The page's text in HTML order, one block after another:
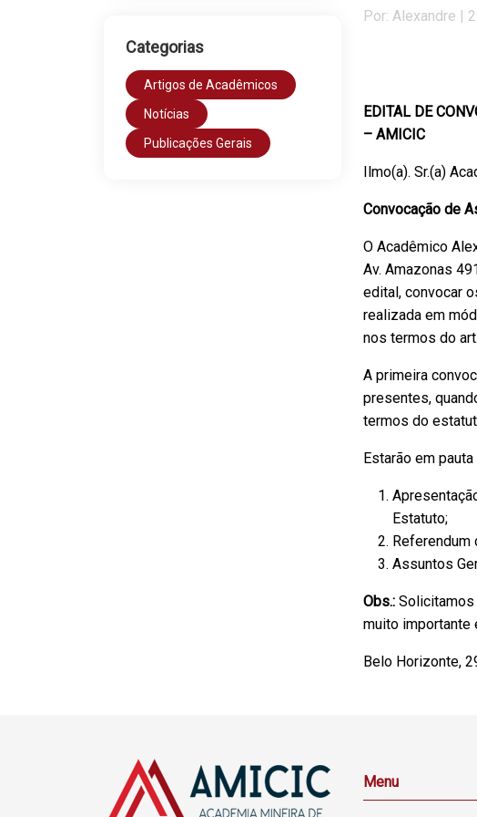
Categorias
Artigos de Acadêmicos
Notícias
Publicações Gerais
Por: Alexandre |
EDITAL DE
– AMICIC
Ilmo(a). Sr.(a)
Convocação de
O Acadêmico
Av. Amazonas
edital, convocar
realizada em
nos termos do
A primeira
presentes,
termos do
Estarão em
Estatuto;
Referendum
Assuntos
Obs.: Solicitamos
muito importante
Belo Horizonte,
Menu